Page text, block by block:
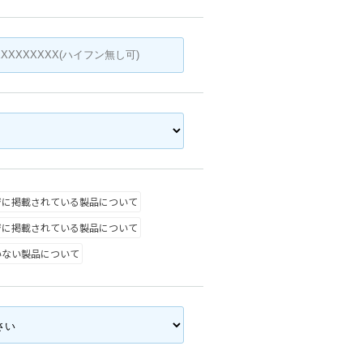
掲載されている製品について
掲載されている製品について
い製品について